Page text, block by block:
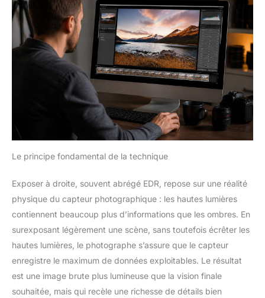
Le principe fondamental de la technique
Exposer à droite, souvent abrégé EDR, repose sur une réalité
physique du capteur photographique : les hautes lumières
contiennent beaucoup plus d’informations que les ombres. En
surexposant légèrement une scène, sans toutefois écrêter les
hautes lumières, le photographe s’assure que le capteur
enregistre le maximum de données exploitables. Le résultat
est une image brute plus lumineuse que la vision finale
souhaitée, mais qui recèle une richesse de détails bien